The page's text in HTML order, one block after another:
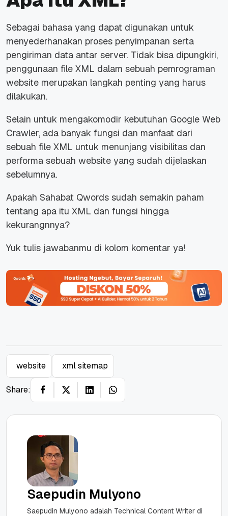
Sebagai bahasa yang dapat digunakan untuk
menyederhanakan proses penyimpanan serta
pengiriman data antar server. Tidak bisa dipungkiri,
penggunaan file XML dalam sebuah pemrograman
website merupakan langkah penting yang harus
dilakukan.
Selain untuk mengakomodir kebutuhan Google Web
Crawler, ada banyak fungsi dan manfaat dari
sebuah file XML untuk menunjang visibilitas dan
performa sebuah website yang sudah dijelaskan
sebelumnya.
Apakah Sahabat Qwords sudah semakin paham
tentang apa itu XML dan fungsi hingga
kekurangnnya?
Yuk tulis jawabanmu di kolom komentar ya!
website xml sitemap
Share:
Saepudin Mulyono
Saepudin Mulyono adalah Technical Content Writer di